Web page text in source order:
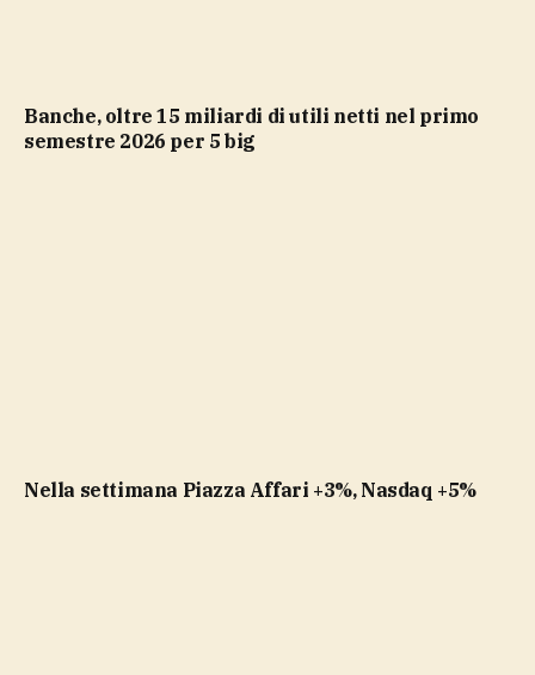
Banche, oltre 15 miliardi di utili netti nel primo
semestre 2026 per 5 big
Nella settimana Piazza Affari +3%, Nasdaq +5%